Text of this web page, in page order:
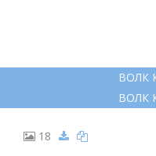
ВОЛК
ВОЛК
18